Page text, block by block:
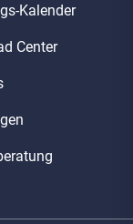
Kalender
Center